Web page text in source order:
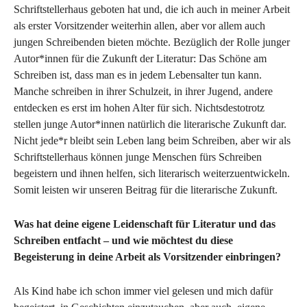
Schriftstellerhaus geboten hat und, die ich auch in meiner Arbeit
als erster Vorsitzender weiterhin allen, aber vor allem auch
jungen Schreibenden bieten möchte. Bezüglich der Rolle junger
Autor*innen für die Zukunft der Literatur: Das Schöne am
Schreiben ist, dass man es in jedem Lebensalter tun kann.
Manche schreiben in ihrer Schulzeit, in ihrer Jugend, andere
entdecken es erst im hohen Alter für sich. Nichtsdestotrotz
stellen junge Autor*innen natürlich die literarische Zukunft dar.
Nicht jede*r bleibt sein Leben lang beim Schreiben, aber wir als
Schriftstellerhaus können junge Menschen fürs Schreiben
begeistern und ihnen helfen, sich literarisch weiterzuentwickeln.
Somit leisten wir unseren Beitrag für die literarische Zukunft.
Was hat deine eigene Leidenschaft für Literatur und das
Schreiben entfacht – und wie möchtest du diese
Begeisterung in deine Arbeit als Vorsitzender einbringen?
Als Kind habe ich schon immer viel gelesen und mich dafür